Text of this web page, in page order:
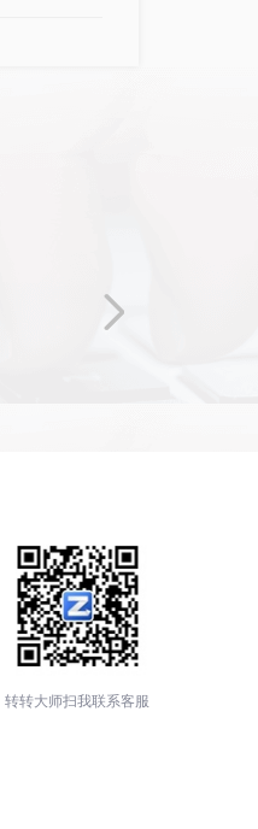
转转大师扫我联系客服